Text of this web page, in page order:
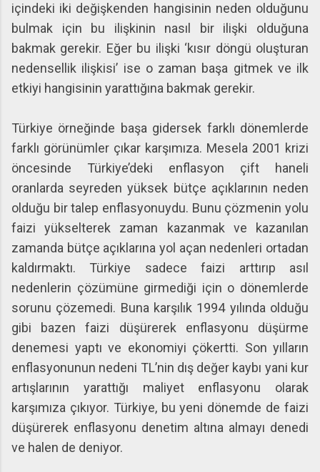
içindeki iki değişkenden hangisinin neden olduğunu
bulmak için bu ilişkinin nasıl bir ilişki olduğuna
bakmak gerekir. Eğer bu ilişki ‘kısır döngü oluşturan
nedensellik ilişkisi’ ise o zaman başa gitmek ve ilk
etkiyi hangisinin yarattığına bakmak gerekir.
Türkiye örneğinde başa gidersek farklı dönemlerde
farklı görünümler çıkar karşımıza. Mesela 2001 krizi
öncesinde Türkiye’deki enflasyon çift haneli
oranlarda seyreden yüksek bütçe açıklarının neden
olduğu bir talep enflasyonuydu. Bunu çözmenin yolu
faizi yükselterek zaman kazanmak ve kazanılan
zamanda bütçe açıklarına yol açan nedenleri ortadan
kaldırmaktı. Türkiye sadece faizi arttırıp asıl
nedenlerin çözümüne girmediği için o dönemlerde
sorunu çözemedi. Buna karşılık 1994 yılında olduğu
gibi bazen faizi düşürerek enflasyonu düşürme
denemesi yaptı ve ekonomiyi çökertti. Son yılların
enflasyonunun nedeni TL’nin dış değer kaybı yani kur
artışlarının yarattığı maliyet enflasyonu olarak
karşımıza çıkıyor. Türkiye, bu yeni dönemde de faizi
düşürerek enflasyonu denetim altına almayı denedi
ve halen de deniyor.